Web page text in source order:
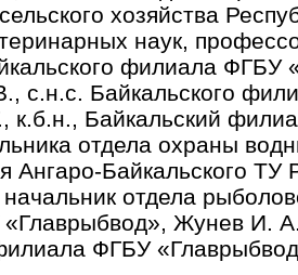
хозяйства
наук,
филиала ФГБУ
с.н.с. Байкальского
к.б.н., Байкальский
отдела охраны
Ангаро-Байкальского ТУ
отдела
Жунев И. А.
ФГБУ